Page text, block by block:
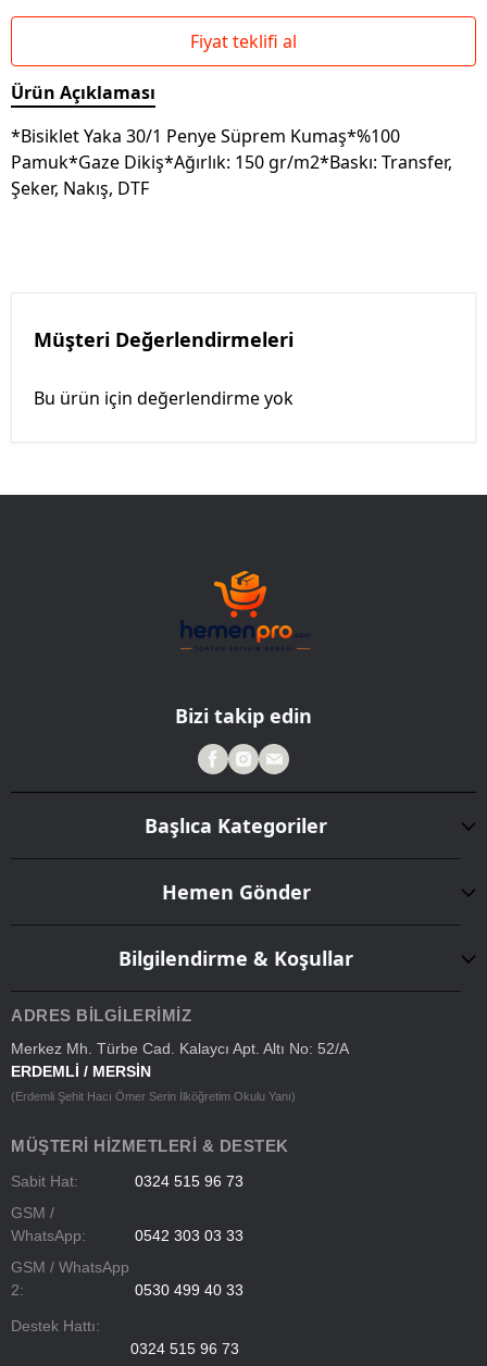
Fiyat teklifi al
Ürün Açıklaması
*Bisiklet Yaka 30/1 Penye Süprem Kumaş*%100
Pamuk*Gaze Dikiş*Ağırlık: 150 gr/m2*Baskı: Transfer,
Şeker, Nakış, DTF
Müşteri Değerlendirmeleri
Bu ürün için değerlendirme yok
Bizi takip edin
Başlıca Kategoriler
Hemen Gönder
Bilgilendirme & Koşullar
ADRES BILGILERIMIZ
Merkez Mh. Türbe Cad. Kalaycı Apt. Altı No: 52/A
ERDEMLİ / MERSİN
(Erdemli Şehit Hacı Ömer Serin İlköğretim Okulu Yanı)
MÜŞTERI HIZMETLERI & DESTEK
Sabit Hat:
0324 515 96 73
GSM /
WhatsApp:
0542 303 03 33
GSM / WhatsApp
2:
0530 499 40 33
Destek Hattı:
0324 515 96 73